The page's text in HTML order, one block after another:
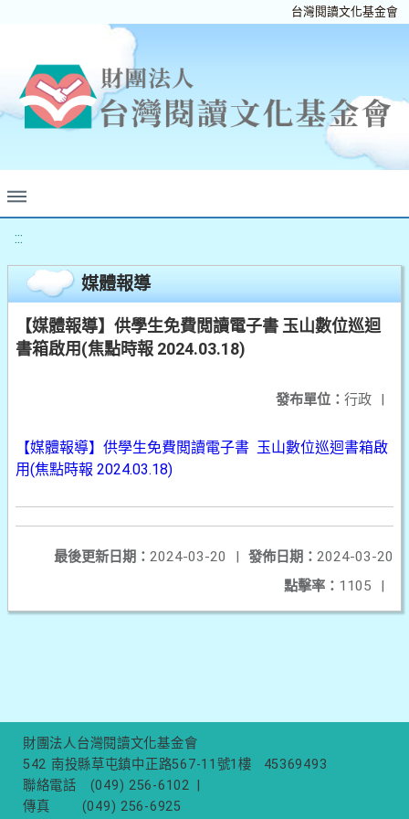
台灣閱讀文化基金會
:::
媒體報導
【媒體報導】供學生免費閲讀電子書 玉山數位巡迴
書箱啟用(焦點時報 2024.03.18)
發布單位： 行政 |
【媒體報導】供學生免費閲讀電子書 玉山數位巡迴書箱啟
用(焦點時報 2024.03.18)
發佈日期： 2024-03-20
最後更新日期： 2024-03-20
|
點擊率： 1105 |
財團法人台灣閱讀文化基金會
542 南投縣草屯鎮中正路567-11號1樓
45369493
聯絡電話
(049) 256-6102
傳真
(049) 256-6925